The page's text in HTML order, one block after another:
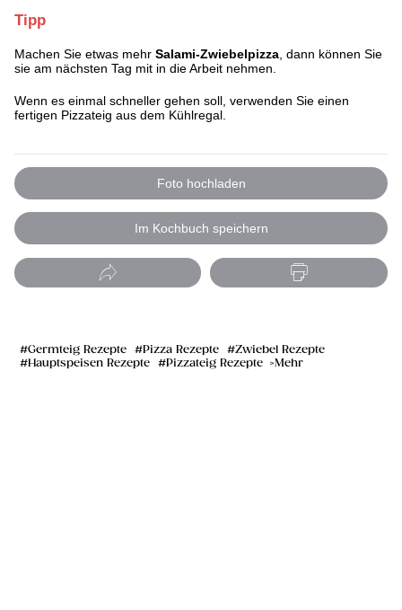
Tipp
Machen Sie etwas mehr Salami-Zwiebelpizza, dann können Sie
sie am nächsten Tag mit in die Arbeit nehmen.
Wenn es einmal schneller gehen soll, verwenden Sie einen
fertigen Pizzateig aus dem Kühlregal.
Foto hochladen
Im Kochbuch speichern
Germteig Rezepte Pizza Rezepte
Zwiebel Rezepte
Hauptspeisen Rezepte
Pizzateig Rezepte Mehr